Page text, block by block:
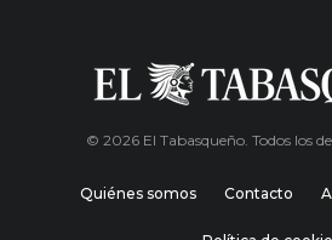
© 2026 El Tabasqueño. Todos los
Quiénes somos Contacto